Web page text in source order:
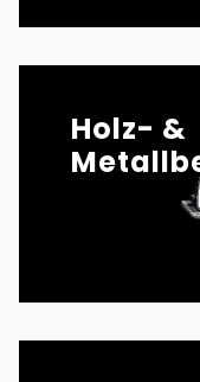
Holz- &